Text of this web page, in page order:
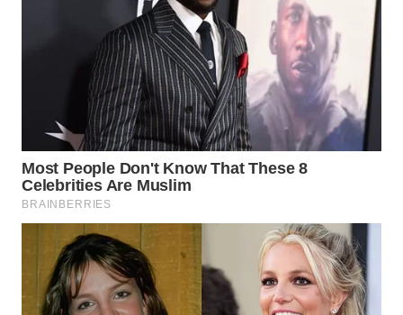
WAHANANEWS
WAHANA
SPORT
UMKM
WAHANA
SELEB